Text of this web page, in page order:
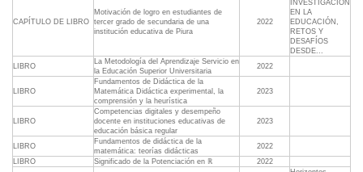
CAPÍTULO DE LIBRO
Motivación de logro en estudiantes de
tercer grado de secundaria de una
institución educativa de Piura
2022
INVESTIGACIÓN
EN LA
EDUCACIÓN,
RETOS Y
DESAFÍOS
DESDE...
LIBRO
La Metodología del Aprendizaje Servicio en
la Educación Superior Universitaria
2022
LIBRO
Fundamentos de Didáctica de la
Matemática Didáctica experimental, la
comprensión y la heurística
2023
LIBRO
Competencias digitales y desempeño
docente en instituciones educativas de
educación básica regular
2023
LIBRO
Fundamentos de didáctica de la
matemática: teorías didácticas
2022
LIBRO
Significado de la Potenciación en ℝ 2022